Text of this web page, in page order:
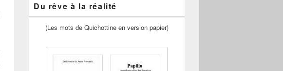
Du rêve à la réalité
(Les mots de Quichottine en version papier)